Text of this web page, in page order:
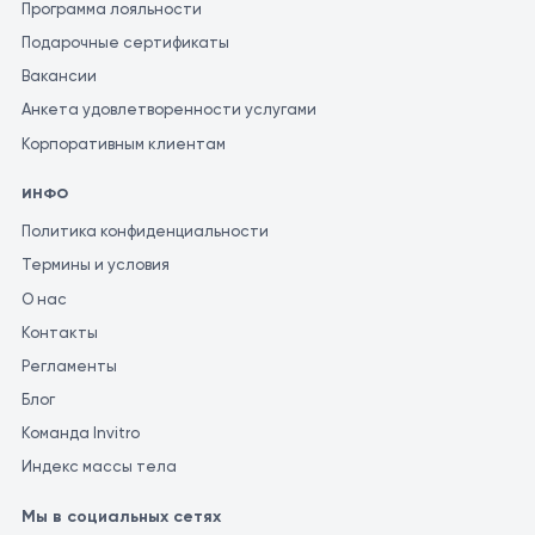
определить соответствующее лечение. Для получения
наиболее точной и последовательной оценки результатов
анализов, рекомендуется проводить их в одной и той же
лаборатории. Это связано с тем, что разные лаборатории
для проведения аналогичных исследований.
Программа лояльности
Подарочные сертификаты
Вакансии
Анкета удовлетворенности услугами
Корпоративным клиентам
ИНФО
Политика конфиденциальности
Термины и условия
О нас
Контакты
Регламенты
Блог
Команда Invitro
Индекс массы тела
Мы в социальных сетях